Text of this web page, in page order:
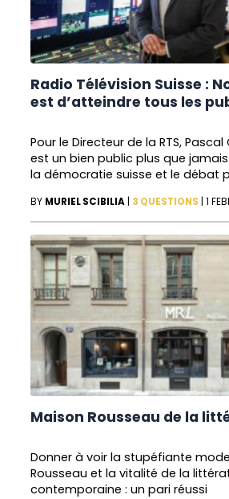
Radio Télévision Suisse :
est d’atteindre tous les
Pour le Directeur de la RTS,
est un bien public plus que
la démocratie suisse et le débat
BY MURIEL SCIBILIA | 3 QUESTIONS |1
Maison Rousseau de la
Donner à voir la stupéfiante
Rousseau et la vitalité de la
contemporaine : un pari réussi